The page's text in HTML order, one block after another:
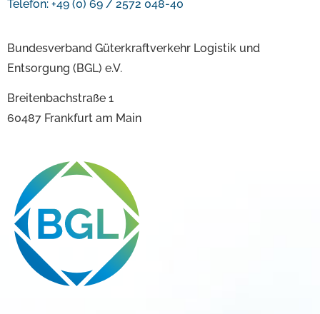
Telefon: +49 (0) 69 / 2572 048-40
Bundesverband Güterkraftverkehr Logistik und
Entsorgung (BGL) e.V.
Breitenbachstraße 1
60487 Frankfurt am Main